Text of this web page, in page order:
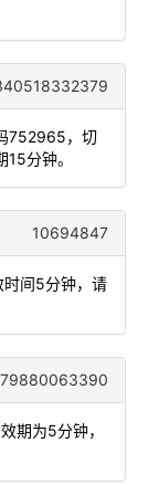
752965，切
分钟。
10694847
时间5分钟，请
期为5分钟，